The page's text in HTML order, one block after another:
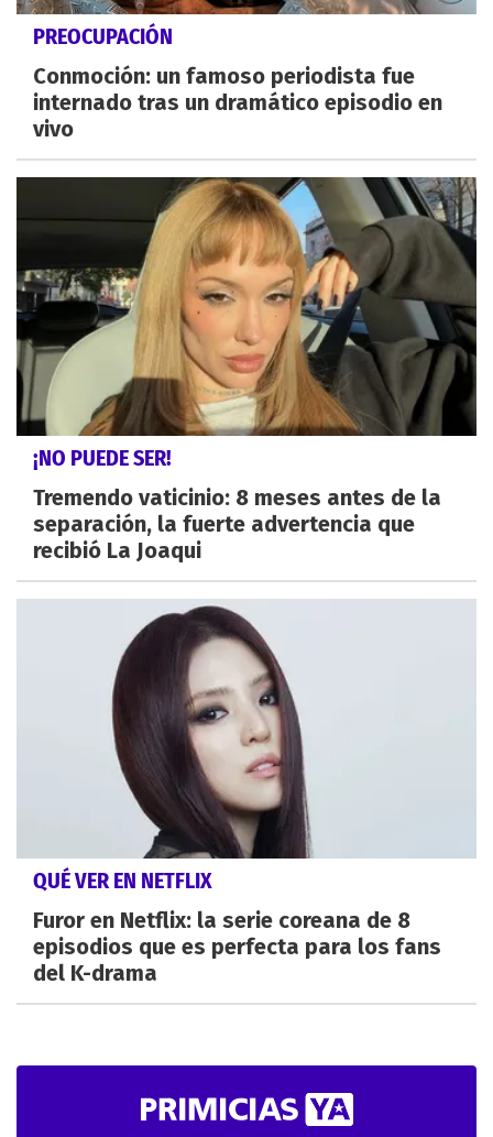
PREOCUPACIÓN
Conmoción: un famoso periodista fue
internado tras un dramático episodio en
vivo
¡NO PUEDE SER!
Tremendo vaticinio: 8 meses antes de la
separación, la fuerte advertencia que
recibió La Joaqui
QUÉ VER EN NETFLIX
Furor en Netflix: la serie coreana de 8
episodios que es perfecta para los fans
del K-drama